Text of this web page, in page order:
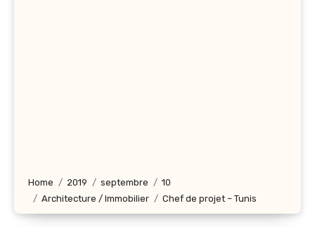
Home 2019 septembre
10
Architecture / Immobilier
Chef de projet – Tunis